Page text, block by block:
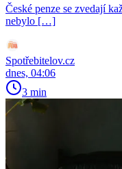
České penze se zvedají
nebylo […]
Spotřebitelov.cz
dnes, 04:06
3 min